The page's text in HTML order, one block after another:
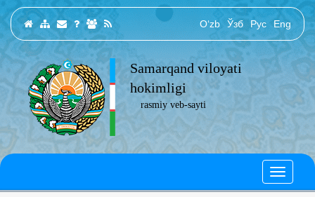
O‘zb Ўзб Рус Eng
Samarqand viloyati
hokimligi
rasmiy veb-sayti